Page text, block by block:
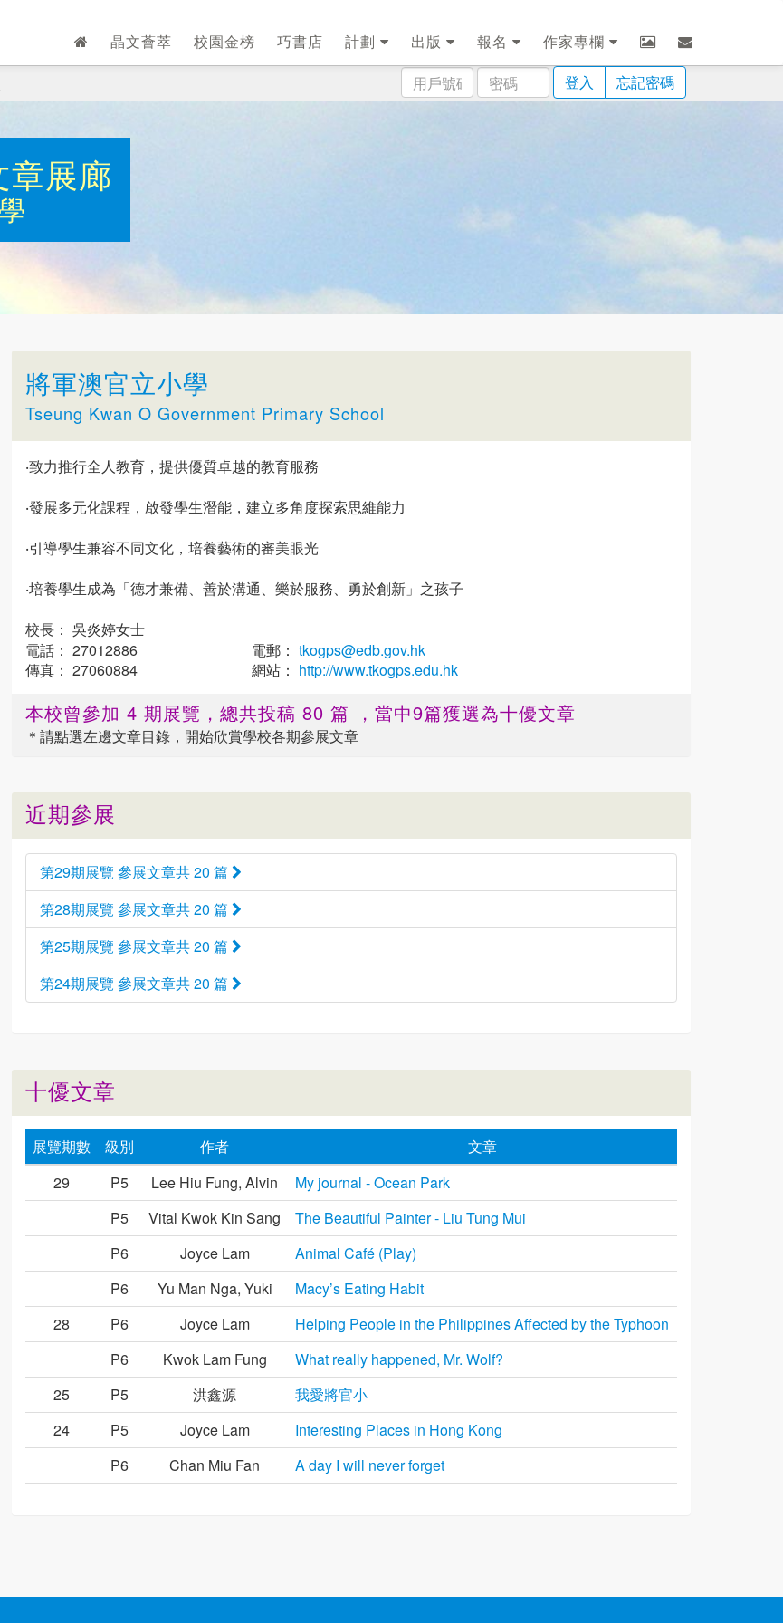
晶文薈萃 校園金榜 巧書店 計劃 出版 報名
作家專欄
用
戶
密
碼
登入 忘記密碼
展廊
將軍澳官立小學
Tseung Kwan O Government Primary School
‧致力推行全人教育，提供優質卓越的教育服務
‧發展多元化課程，啟發學生潛能，建立多角度探索思維能力
‧引導學生兼容不同文化，培養藝術的審美眼光
‧培養學生成為「德才兼備、善於溝通、樂於服務、勇於創新」之孩子
校長： 吳炎婷女士
電話： 27012886
傳真： 27060884
電郵： tkogps@edb.gov.hk
網站： http://www.tkogps.edu.hk
本校曾參加 4 期展覽，總共投稿 80 篇 ，當中9篇獲選為十優文章
＊請點選左邊文章目錄，開始欣賞學校各期參展文章
近期參展
第29期展覽 參展文章共 20 篇
第28期展覽 參展文章共 20 篇
第25期展覽 參展文章共 20 篇
第24期展覽 參展文章共 20 篇
十優文章
展覽期數 級別 作者
文章
29
P5 Lee Hiu Fung, Alvin
My journal - Ocean Park
P5
Vital Kwok Kin Sang
The Beautiful Painter - Liu Tung Mui
P6
Joyce Lam
Animal Café (Play)
P6
Yu Man Nga, Yuki
Macy’s Eating Habit
28
P6 Joyce Lam
Helping People in the Philippines Affected by the Typhoon
P6
Kwok Lam Fung
What really happened, Mr. Wolf?
25
P5 洪鑫源
我愛將官小
24
P5 Joyce Lam
Interesting Places in Hong Kong
P6
Chan Miu Fan A day I will never forget